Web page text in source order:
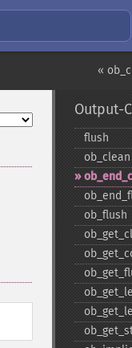
«
Output-
flush
ob_​clean
ob_​flush